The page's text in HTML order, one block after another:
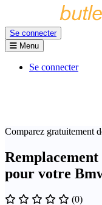
Se connecter
Menu
Se connecter
Comparez gratuitement
pour votre
(0)